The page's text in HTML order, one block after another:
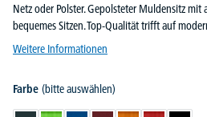
Netz oder Polster. Gepolsteter Muldensitz
bequemes Sitzen. Top-Qualität trifft auf
Weitere Informationen
Farbe (bitte auswählen)